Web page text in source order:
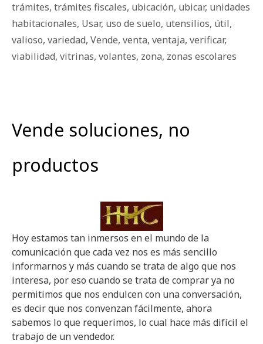
trámites, trámites fiscales, ubicación, ubicar, unidades
habitacionales, Usar, uso de suelo, utensilios, útil,
valioso, variedad, Vende, venta, ventaja, verificar,
viabilidad, vitrinas, volantes, zona, zonas escolares
Vende soluciones, no
productos
Hoy estamos tan inmersos en el mundo de la
comunicación que cada vez nos es más sencillo
informarnos y más cuando se trata de algo que nos
interesa, por eso cuando se trata de comprar ya no
permitimos que nos endulcen con una conversación,
es decir que nos convenzan fácilmente, ahora
sabemos lo que requerimos, lo cual hace más difícil el
trabajo de un vendedor.